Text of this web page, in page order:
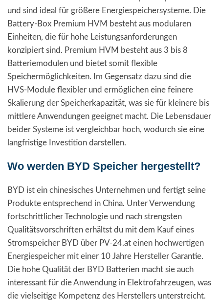
und sind ideal für größere Energiespeichersysteme. Die
Battery-Box Premium HVM besteht aus modularen
Einheiten, die für hohe Leistungsanforderungen
konzipiert sind. Premium HVM besteht aus 3 bis 8
Batteriemodulen und bietet somit flexible
Speichermöglichkeiten. Im Gegensatz dazu sind die
HVS-Module flexibler und ermöglichen eine feinere
Skalierung der Speicherkapazität, was sie für kleinere bis
mittlere Anwendungen geeignet macht. Die Lebensdauer
beider Systeme ist vergleichbar hoch, wodurch sie eine
langfristige Investition darstellen.
Wo werden BYD Speicher hergestellt?
BYD ist ein chinesisches Unternehmen und fertigt seine
Produkte entsprechend in China. Unter Verwendung
fortschrittlicher Technologie und nach strengsten
Qualitätsvorschriften erhältst du mit dem Kauf eines
Stromspeicher BYD über PV-24.at einen hochwertigen
Energiespeicher mit einer 10 Jahre Hersteller Garantie.
Die hohe Qualität der BYD Batterien macht sie auch
interessant für die Anwendung in Elektrofahrzeugen, was
die vielseitige Kompetenz des Herstellers unterstreicht.